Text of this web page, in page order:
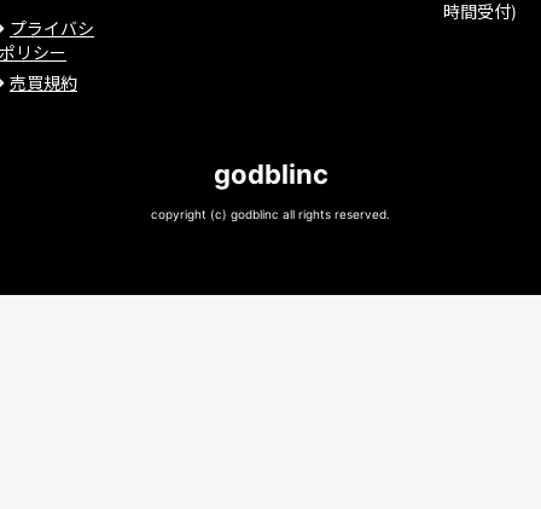
プライバシ
リシー
売買規約
時間受付)
godblinc
copyright (c) godblinc all rights reserved.